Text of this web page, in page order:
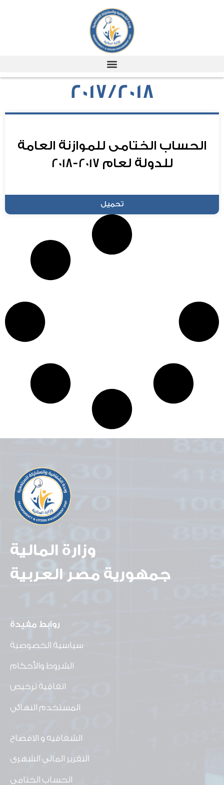
2017/2018
الحساب الختامى للموازنة العامة
للدولة لعام 2017-2018
تحميل
وزارة المالية
جمهورية مصر العربية
روابط مفيدة
سياسية الخصوصية
الشروط والأحكام
اتفاقية ترخيص
المستخدم النهائي
الشفافيه و الافصاح
التقرير المالى الشهرى
الحساب الختامى